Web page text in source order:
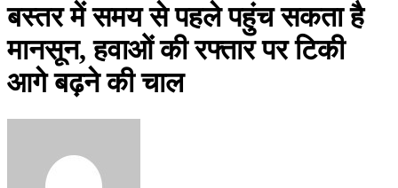
बस्तर में समय से पहले पहुंच सकता है
मानसून, हवाओं की रफ्तार पर टिकी
आगे बढ़ने की चाल